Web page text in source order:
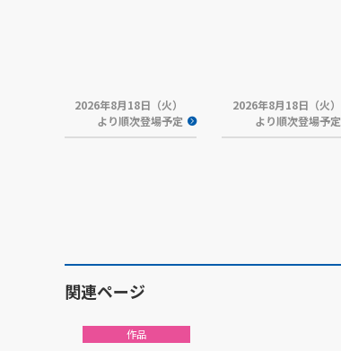
2026年8月18日（火）
より順次登場予定
2026年8月18日（火）
より順次登場予定
関連ページ
作品